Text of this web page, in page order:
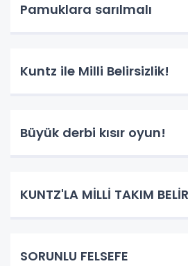
Pamuklara sarılmalı
Kuntz ile Milli Belirsizlik!
Büyük derbi kısır oyun!
KUNTZ'LA MİLLİ TAKIM
SORUNLU FELSEFE